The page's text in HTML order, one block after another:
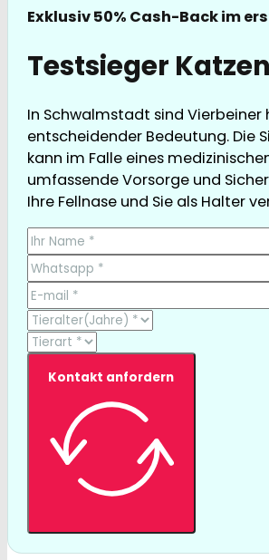
Exklusiv 50% Cash-Back im
Testsieger
In Schwalmstadt sind
entscheidender Bedeutung. Die
kann im Falle eines
umfassende Vorsorge und
Ihre Fellnase und Sie als Halter
Kontakt anfordern